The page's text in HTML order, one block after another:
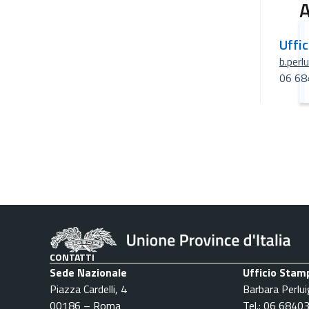
06
CONTATTI
Sede Nazionale
Piazza Cardelli, 4
00186 – Roma
Ufficio
Barbara
Tel.: 06